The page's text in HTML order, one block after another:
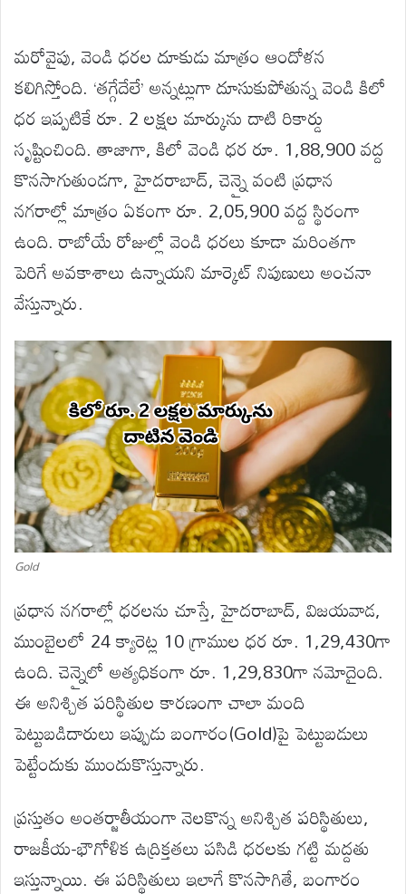
మరోవైపు, వెండి ధరల దూకుడు మాత్రం ఆందోళన
కలిగిస్తోంది. ‘తగ్గేదేలే’ అన్నట్లుగా దూసుకుపోతున్న వెండి కిలో
ధర ఇప్పటికే రూ. 2 లక్షల మార్కును దాటి రికార్డు
సృష్టించింది. తాజాగా, కిలో వెండి ధర రూ. 1,88,900 వద్ద
కొనసాగుతుండగా, హైదరాబాద్, చెన్నై వంటి ప్రధాన
నగరాల్లో మాత్రం ఏకంగా రూ. 2,05,900 వద్ద స్థిరంగా
ఉంది. రాబోయే రోజుల్లో వెండి ధరలు కూడా మరింతగా
పెరిగే అవకాశాలు ఉన్నాయని మార్కెట్ నిపుణులు అంచనా
వేస్తున్నారు.
Gold
ప్రధాన నగరాల్లో ధరలను చూస్తే, హైదరాబాద్, విజయవాడ,
ముంబైలలో 24 క్యారెట్ల 10 గ్రాముల ధర రూ. 1,29,430గా
ఉంది. చెన్నైలో అత్యధికంగా రూ. 1,29,830గా నమోదైంది.
ఈ అనిశ్చిత పరిస్థితుల కారణంగా చాలా మంది
పెట్టుబడిదారులు ఇప్పుడు బంగారం(Gold)పై పెట్టుబడులు
పెట్టేందుకు ముందుకొస్తున్నారు.
ప్రస్తుతం అంతర్జాతీయంగా నెలకొన్న అనిశ్చిత పరిస్థితులు,
రాజకీయ-భౌగోళిక ఉద్రిక్తతలు పసిడి ధరలకు గట్టి మద్దతు
ఇస్తున్నాయి. ఈ పరిస్థితులు ఇలాగే కొనసాగితే, బంగారం